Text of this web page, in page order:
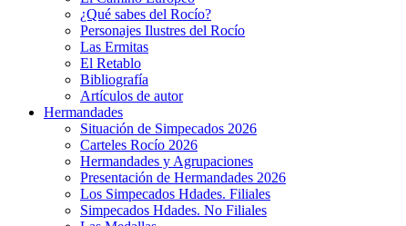
¿Qué sabes del Rocío?
Personajes Ilustres del Rocío
Las Ermitas
El Retablo
Bibliografía
Artículos de autor
Hermandades
Situación de Simpecados 2026
Carteles Rocío 2026
Hermandades y Agrupaciones
Presentación de Hermandades 2026
Los Simpecados Hdades. Filiales
Simpecados Hdades. No Filiales